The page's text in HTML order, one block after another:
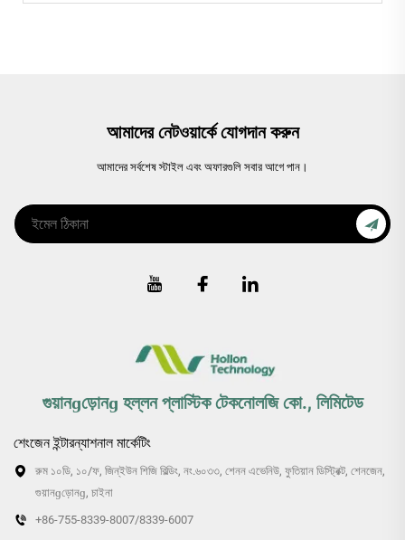
আমাদের নেটওয়ার্কে যোগদান করুন
আমাদের সর্বশেষ স্টাইল এবং অফারগুলি সবার আগে পান।
গুয়ানɡড়োনɡ হল্লন প্লাস্টিক টেকনোলজি কো., লিমিটেড
শেংজেন ইন্টারন্যাশনাল মার্কেটিং
রুম ১০ডি, ১০/ফ, জিন্‌ইউন শিজি বিল্ডিং, নং.৬০৩৩, শেনন এভেনিউ, ফুতিয়ান ডিস্ট্রিক্ট, শেনজেন,
গুয়ানɡড়োনɡ, চাইনা
+86-755-8339-8007/8339-6007